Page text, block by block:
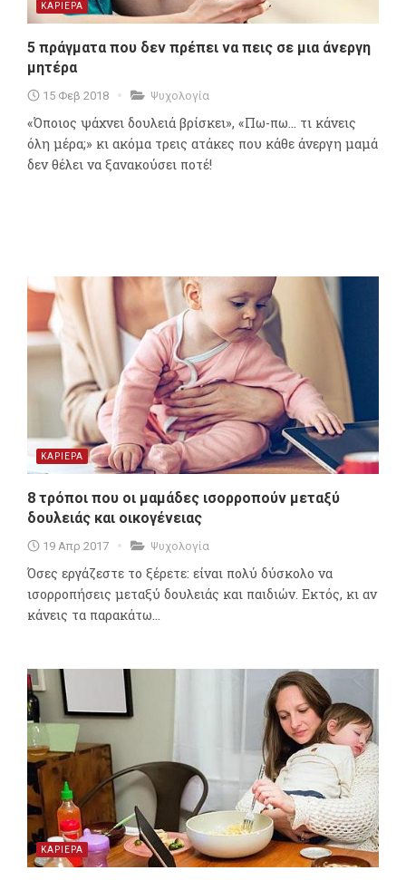
ΚΑΡΙΕΡΑ
5 πράγματα που δεν πρέπει να πεις σε μια άνεργη
μητέρα
15 Φεβ 2018 Ψυχολογία
«Όποιος ψάχνει δουλειά βρίσκει», «Πω-πω… τι κάνεις
όλη μέρα;» κι ακόμα τρεις ατάκες που κάθε άνεργη μαμά
δεν θέλει να ξανακούσει ποτέ!
ΚΑΡΙΕΡΑ
8 τρόποι που οι μαμάδες ισορροπούν μεταξύ
δουλειάς και οικογένειας
19 Απρ 2017 Ψυχολογία
Όσες εργάζεστε το ξέρετε: είναι πολύ δύσκολο να
ισορροπήσεις μεταξύ δουλειάς και παιδιών. Εκτός, κι αν
κάνεις τα παρακάτω...
ΚΑΡΙΕΡΑ